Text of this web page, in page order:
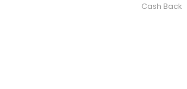
Cash Back